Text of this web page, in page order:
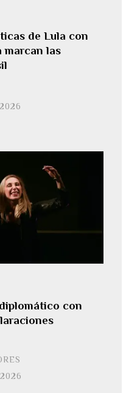
de Lula con
marcan las
con